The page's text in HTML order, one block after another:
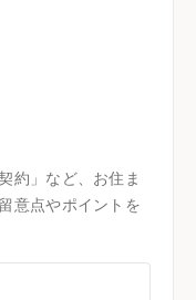
約」など、お住ま
意点やポイントを